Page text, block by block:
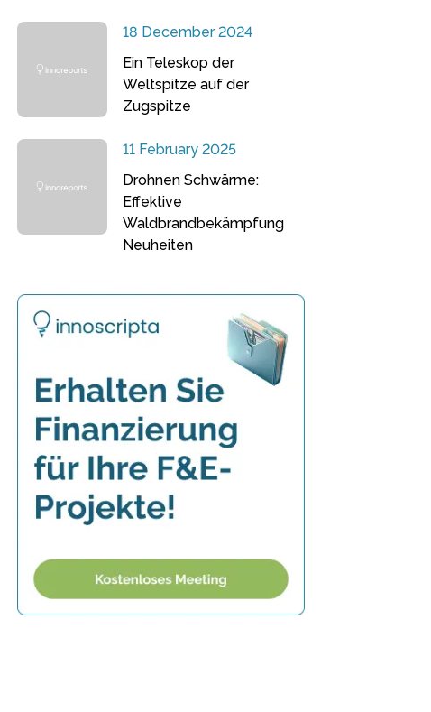
18 December 2024
Ein Teleskop der
Weltspitze auf der
Zugspitze
11 February 2025
Drohnen Schwärme:
Effektive
Waldbrandbekämpfung
Neuheiten